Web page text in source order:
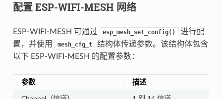
配置 ESP-WIFI-MESH 网络
ESP-WIFI-MESH 可通过 esp_mesh_set_config()
进行配
置，并使用
mesh_cfg_t
结构体传递参数。该结构体包含
以下 ESP-WIFI-MESH 的配置参数：
参数 描述